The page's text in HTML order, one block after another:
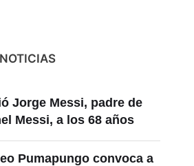
Jorge Messi, padre de
Messi, a los 68 años
Pumapungo convoca a